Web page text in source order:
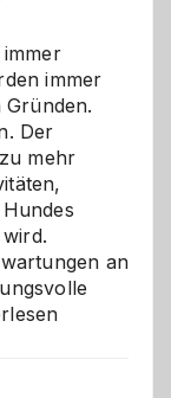
immer
Der
mehr
an